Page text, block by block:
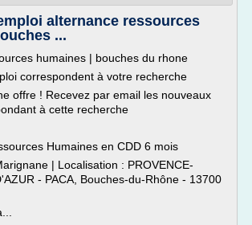
alternance ressources
...
humaines | bouches du rhone
correspondent à votre recherche
offre ! Recevez par email les nouveaux
à cette recherche
Humaines en CDD 6 mois
| Localisation : PROVENCE-
- PACA, Bouches-du-Rhône - 13700